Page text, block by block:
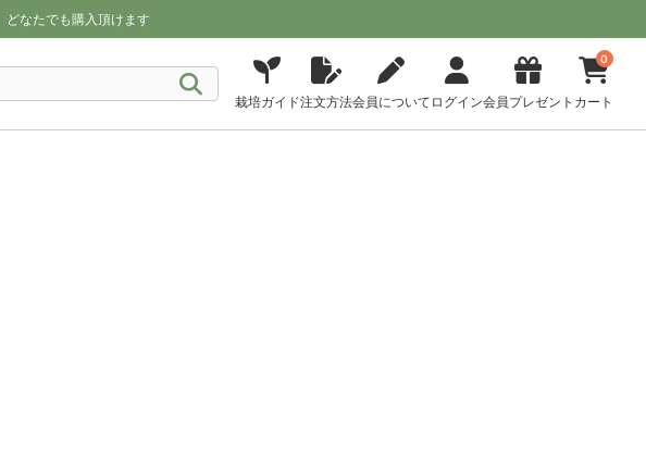
どなたでも購入頂けます
栽培ガイド注文方法会員について ログイン会員プレゼント
0
カート